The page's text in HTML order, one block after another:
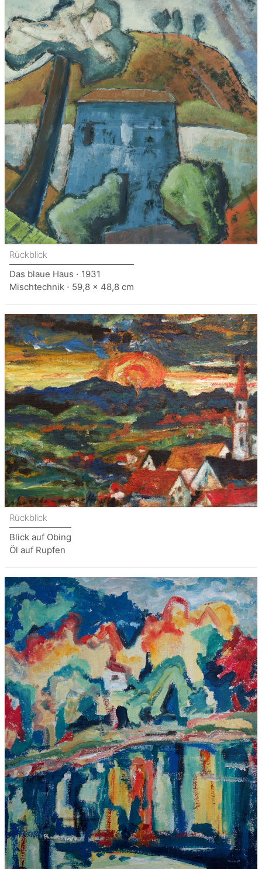
Rückblick
Das blaue Haus ⋅ 1931
Mischtechnik ⋅ 59,8 x 48,8 cm
Rückblick
Blick auf Obing
Öl auf Rupfen